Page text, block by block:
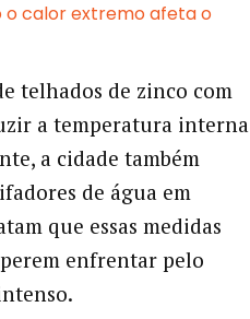
o calor extremo afeta o
telhados de zinco com
a temperatura interna
a cidade também
de água em
que essas medidas
enfrentar pelo